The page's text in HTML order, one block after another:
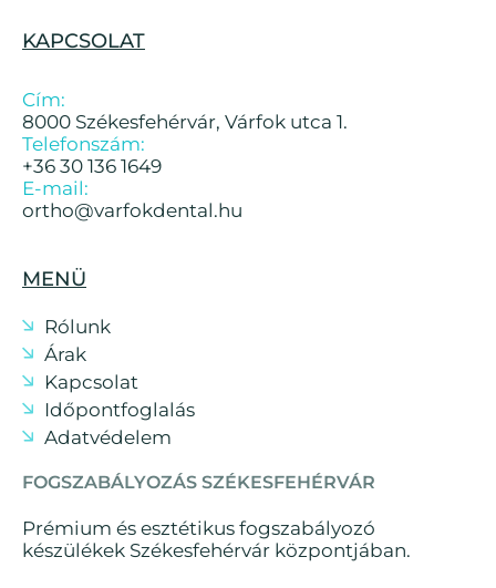
KAPCSOLAT
Cím:
8000 Székesfehérvár, Várfok utca 1.
Telefonszám:
+36 30 136 1649
E-mail:
ortho@varfokdental.hu
MENÜ
Rólunk
Árak
Kapcsolat
Időpontfoglalás
Adatvédelem
FOGSZABÁLYOZÁS SZÉKESFEHÉRVÁR
Prémium és esztétikus fogszabályozó
készülékek Székesfehérvár központjában.